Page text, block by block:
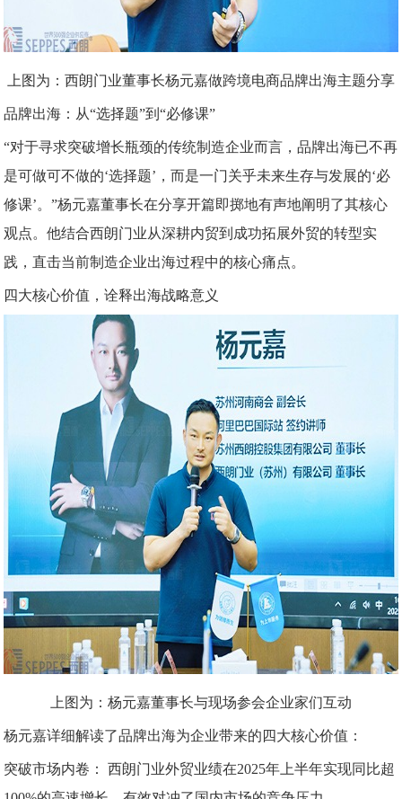
上图为：西朗门业董事长杨元嘉做跨境电商品牌出海主题分享
品牌出海：从“选择题”到“必修课”
“对于寻求突破增长瓶颈的传统制造企业而言，品牌出海已不再
是可做可不做的‘选择题’，而是一门关乎未来生存与发展的‘必
修课’。”杨元嘉董事长在分享开篇即掷地有声地阐明了其核心
观点。他结合西朗门业从深耕内贸到成功拓展外贸的转型实
践，直击当前制造企业出海过程中的核心痛点。
四大核心价值，诠释出海战略意义
上图为：杨元嘉董事长与现场参会企业家们互动
杨元嘉详细解读了品牌出海为企业带来的四大核心价值：
突破市场内卷：
西朗门业外贸业绩在2025年上半年实现同比超